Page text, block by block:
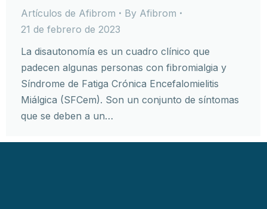
Artículos de Afibrom By Afibrom
21 de febrero de 2023
La disautonomía es un cuadro clínico que
padecen algunas personas con fibromialgia y
Síndrome de Fatiga Crónica Encefalomielitis
Miálgica (SFCem). Son un conjunto de síntomas
que se deben a un…